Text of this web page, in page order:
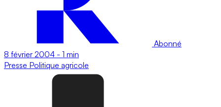
Abonné
8 février 2004 - 1 min
Presse Politique agricole